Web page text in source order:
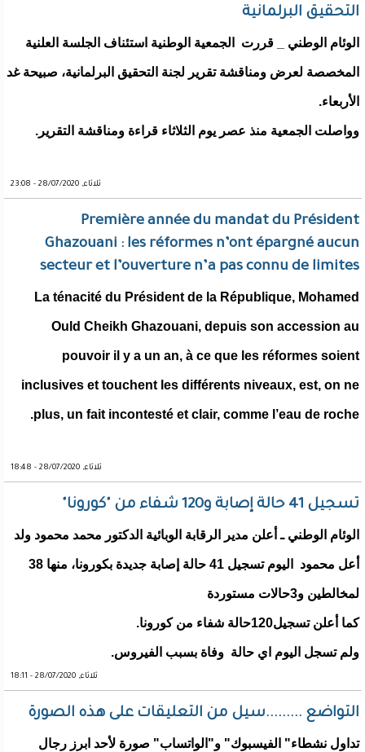
التحقيق البرلمانية
الوئام الوطني _ قررت الجمعية الوطنية استئناف الجلسة العلنية
المخصصة لعرض ومناقشة تقرير لجنة التحقيق البرلمانية، صبيحة غد
الأربعاء.
وواصلت الجمعية منذ عصر يوم الثلاثاء قراءة ومناقشة التقرير.
ثلاثاء, 28/07/2020 - 23:08
Première année du mandat du Président
Ghazouani : les réformes n’ont épargné aucun
secteur et l’ouverture n’a pas connu de limites
La ténacité du Président de la République, Mohamed
Ould Cheikh Ghazouani, depuis son accession au
pouvoir il y a un an, à ce que les réformes soient
inclusives et touchent les différents niveaux, est, on ne
plus, un fait incontesté et clair, comme l’eau de roche.
ثلاثاء, 28/07/2020 - 18:48
تسجيل 41 حالة إصابة و120 شفاء من "كورونا"
الوئام الوطني ـ أعلن مدير الرقابة الوبائية الدكتور محمد محمود ولد
أعل محمود اليوم تسجيل 41 حالة إصابة جديدة بكورونا، منها 38
لمخالطين و3حالات مستوردة
كما أعلن تسجيل120حالة شفاء من كورونا.
ولم تسجل اليوم اي حالة وفاة بسبب الفيروس.
ثلاثاء, 28/07/2020 - 18:11
التواضع .........سيل من التعليقات على هذه الصورة
تداول نشطاء" الفيسبوك" و"الواتساب" صورة لأحد ابرز رجال